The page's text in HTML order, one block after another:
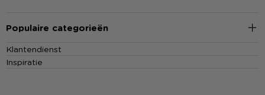
Populaire categorieën
Klantendienst
Inspiratie